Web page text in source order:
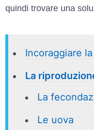
quindi trovare una
Incoraggiare
La
La
Le uova